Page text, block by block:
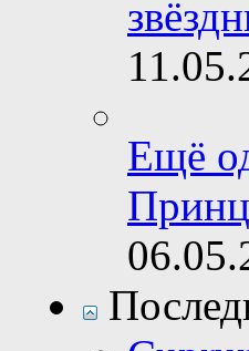
Ещё